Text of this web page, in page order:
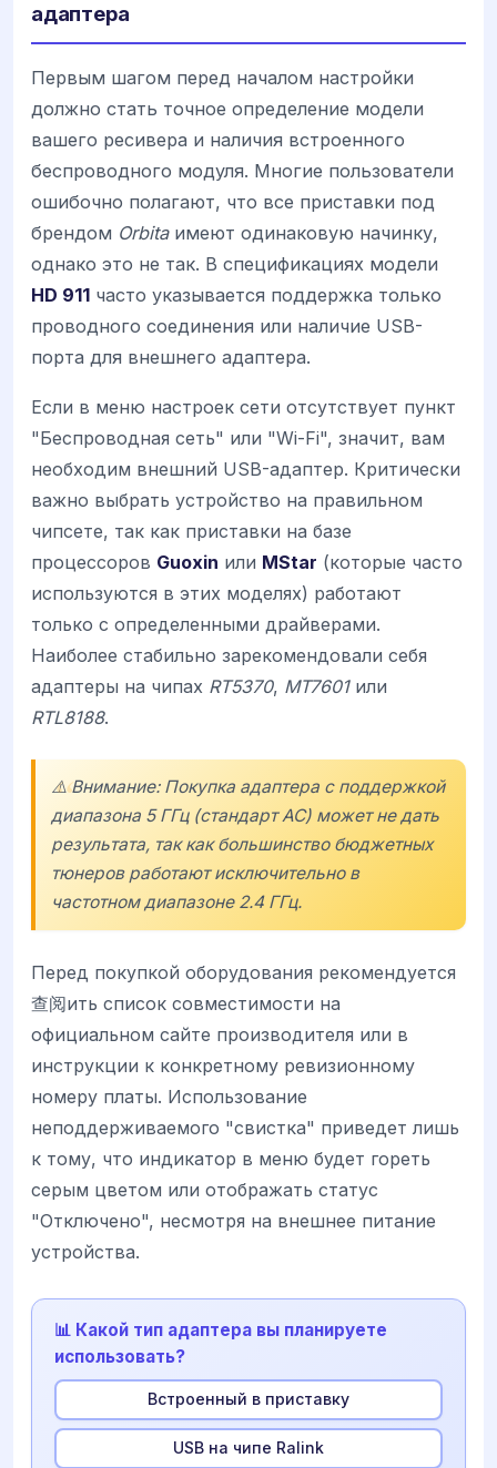
адаптера
Первым шагом перед началом настройки
должно стать точное определение модели
вашего ресивера и наличия встроенного
беспроводного модуля. Многие пользователи
ошибочно полагают, что все приставки под
брендом Orbitaимеют одинаковую начинку,
однако это не так. В спецификациях модели
HD 911 часто указывается поддержка только
проводного соединения или наличие USB-
порта для внешнего адаптера.
Если в меню настроек сети отсутствует пункт
"Беспроводная сеть" или "Wi-Fi", значит, вам
необходим внешний USB-адаптер. Критически
важно выбрать устройство на правильном
чипсете, так как приставки на базе
процессоров Guoxin или MStar (которые часто
используются в этих моделях) работают
только с определенными драйверами.
Наиболее стабильно зарекомендовали себя
адаптеры на чипах RT5370, MT7601или
RTL8188.
⚠️ Внимание: Покупка адаптера с поддержкой
диапазона 5 ГГц (стандарт AC) может не дать
результата, так как большинство бюджетных
тюнеров работают исключительно в
частотном диапазоне 2.4 ГГц.
Перед покупкой оборудования рекомендуется
查阅ить список совместимости на
официальном сайте производителя или в
инструкции к конкретному ревизионному
номеру платы. Использование
неподдерживаемого "свистка" приведет лишь
к тому, что индикатор в меню будет гореть
серым цветом или отображать статус
"Отключено", несмотря на внешнее питание
устройства.
📊 Какой тип адаптера вы планируете
использовать?
Встроенный в приставку
USB на чипе Ralink